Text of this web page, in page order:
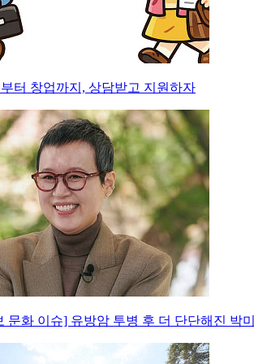
터 창업까지, 상담받고 지원하자
문화 이슈] 유방암 투병 후 더 단단해진 박